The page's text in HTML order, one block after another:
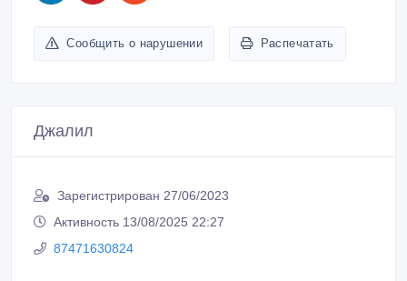
Сообщить о нарушении Распечатать
Джалил
Зарегистрирован 27/06/2023
Активность 13/08/2025 22:27
87471630824